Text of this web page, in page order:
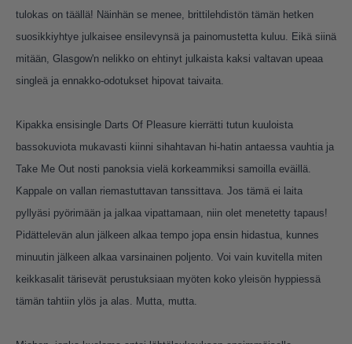
tulokas on täällä! Näinhän se menee, brittilehdistön tämän hetken
suosikkiyhtye julkaisee ensilevynsä ja painomustetta kuluu. Eikä siinä
mitään, Glasgow'n nelikko on ehtinyt julkaista kaksi valtavan upeaa
singleä ja ennakko-odotukset hipovat taivaita.
Kipakka ensisingle Darts Of Pleasure kierrätti tutun kuuloista
bassokuviota mukavasti kiinni sihahtavan hi-hatin antaessa vauhtia ja
Take Me Out nosti panoksia vielä korkeammiksi samoilla eväillä.
Kappale on vallan riemastuttavan tanssittava. Jos tämä ei laita
pyllyäsi pyörimään ja jalkaa vipattamaan, niin olet menetetty tapaus!
Pidättelevän alun jälkeen alkaa tempo jopa ensin hidastua, kunnes
minuutin jälkeen alkaa varsinainen poljento. Voi vain kuvitella miten
keikkasalit tärisevät perustuksiaan myöten koko yleisön hyppiessä
tämän tahtiin ylös ja alas. Mutta, mutta.